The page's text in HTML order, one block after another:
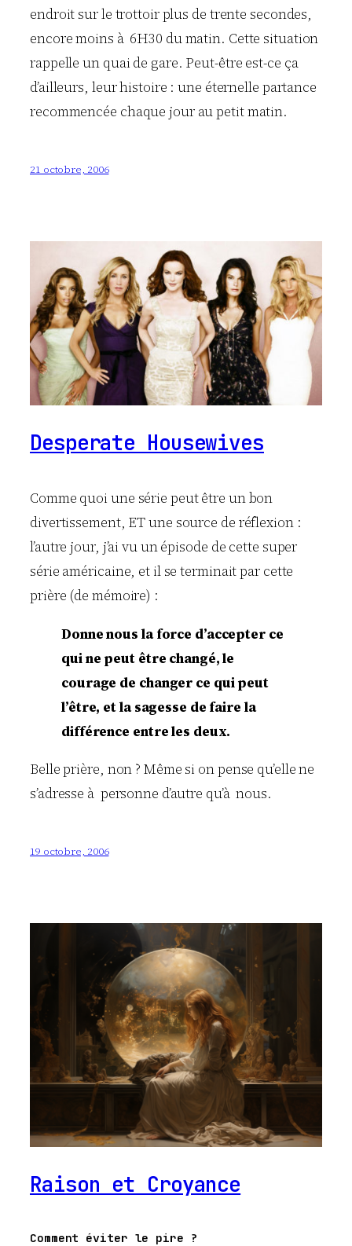
endroit sur le trottoir plus de trente secondes,
encore moins à 6H30 du matin. Cette situation
rappelle un quai de gare. Peut-être est-ce ça
d’ailleurs, leur histoire : une éternelle partance
recommencée chaque jour au petit matin.
21 octobre, 2006
Desperate Housewives
Comme quoi une série peut être un bon
divertissement, ET une source de réflexion :
l’autre jour, j’ai vu un épisode de cette super
série américaine, et il se terminait par cette
prière (de mémoire) :
Donne nous la force d’accepter ce
qui ne peut être changé, le
courage de changer ce qui peut
l’être, et la sagesse de faire la
différence entre les deux.
Belle prière, non ? Même si on pense qu’elle ne
s’adresse à personne d’autre qu’à nous.
19 octobre, 2006
Raison et Croyance
Comment éviter le pire ?